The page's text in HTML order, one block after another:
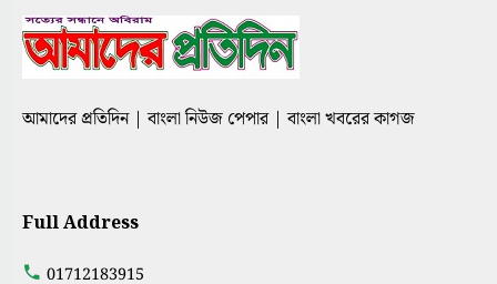
আমাদের প্রতিদিন | বাংলা নিউজ পেপার | বাংলা খবরের কাগজ
Full Address
01712183915